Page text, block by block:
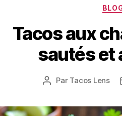
Tacos aux
sautés et
Auteur
Par Tacos Lens